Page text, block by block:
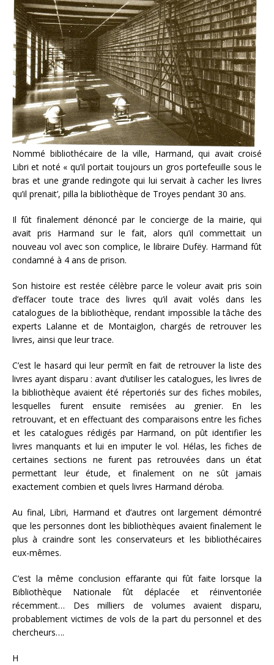
Nommé bibliothécaire de la ville, Harmand, qui avait croisé
Libri et noté « qu’il portait toujours un gros portefeuille sous le
bras et une grande redingote qui lui servait à cacher les livres
qu’il prenait’, pilla la bibliothèque de Troyes pendant 30 ans.
Il fût finalement dénoncé par le concierge de la mairie, qui
avait pris Harmand sur le fait, alors qu’il commettait un
nouveau vol avec son complice, le libraire Dufëy. Harmand fût
condamné à 4 ans de prison.
Son histoire est restée célèbre parce le voleur avait pris soin
d’effacer toute trace des livres qu’il avait volés dans les
catalogues de la bibliothèque, rendant impossible la tâche des
experts Lalanne et de Montaiglon, chargés de retrouver les
livres, ainsi que leur trace.
C’est le hasard qui leur permît en fait de retrouver la liste des
livres ayant disparu : avant d’utiliser les catalogues, les livres de
la bibliothèque avaient été répertoriés sur des fiches mobiles,
lesquelles furent ensuite remisées au grenier. En les
retrouvant, et en effectuant des comparaisons entre les fiches
et les catalogues rédigés par Harmand, on pût identifier les
livres manquants et lui en imputer le vol. Hélas, les fiches de
certaines sections ne furent pas retrouvées dans un état
permettant leur étude, et finalement on ne sût jamais
exactement combien et quels livres Harmand déroba.
Au final, Libri, Harmand et d’autres ont largement démontré
que les personnes dont les bibliothèques avaient finalement le
plus à craindre sont les conservateurs et les bibliothécaires
eux-mêmes.
C’est la même conclusion effarante qui fût faite lorsque la
Bibliothèque Nationale fût déplacée et réinventoriée
récemment… Des milliers de volumes avaient disparu,
probablement victimes de vols de la part du personnel et des
chercheurs….
H